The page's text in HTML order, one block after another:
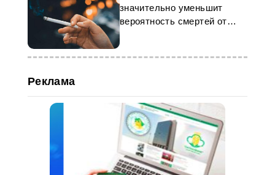
значительно уменьшит
вероятность смертей от
рака легких
Реклама